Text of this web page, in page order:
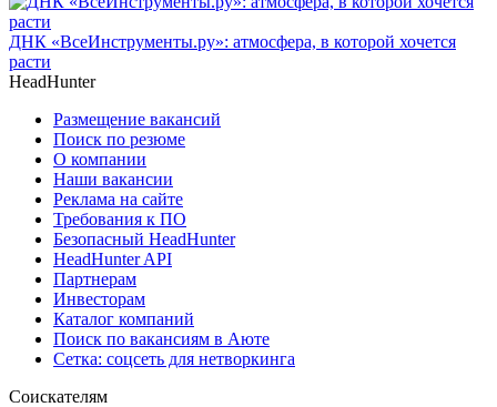
ДНК «ВсеИнструменты.ру»: атмосфера, в которой хочется
расти
HeadHunter
Размещение вакансий
Поиск по резюме
О компании
Наши вакансии
Реклама на сайте
Требования к ПО
Безопасный HeadHunter
HeadHunter API
Партнерам
Инвесторам
Каталог компаний
Поиск по вакансиям в Аюте
Сетка: соцсеть для нетворкинга
Соискателям